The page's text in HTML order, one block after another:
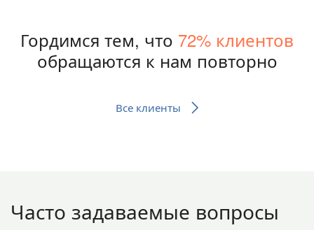
Гордимся тем, что 72% клиентов
обращаются к нам повторно
Все клиенты
Часто задаваемые вопросы